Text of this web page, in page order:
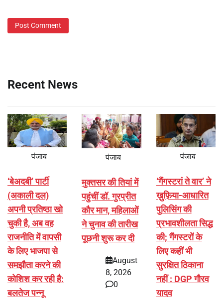
Recent News
पंजाब
‘बेअदबी’ पार्टी
(अकाली दल)
अपनी प्रतिष्ठा खो
चुकी है, अब वह
राजनीति में वापसी
के लिए भाजपा से
समझौता करने की
कोशिश कर रही है:
बलतेज पन्नू
पंजाब
मुक्तसर की तियां में
पहुंचीं डॉ. गुरप्रीत
कौर मान, महिलाओं
ने चुनाव की तारीख
पूछनी शुरू कर दी
August
8, 2026
0
पंजाब
‘गैंगस्टरां ते वार’ ने
ख़ुफ़िया-आधारित
पुलिसिंग की
प्रभावशीलता सिद्ध
की; गैंगस्टरों के
लिए कहीं भी
सुरक्षित ठिकाना
नहीं : DGP गौरव
यादव